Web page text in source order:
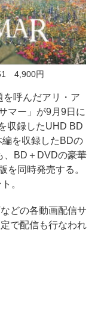
4,900円
呼んだアリ・ア
マー」が9月9日に
収録したUHD BD
を収録したBDの
、BD＋DVDの豪華
を同時発売する。
。
どの各動画配信サ
で配信も行なわれ